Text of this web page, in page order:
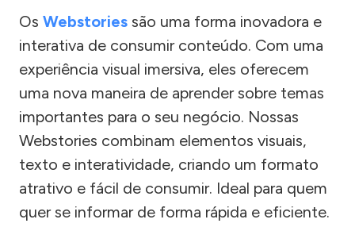
Os Webstories são uma forma inovadora e
interativa de consumir conteúdo. Com uma
experiência visual imersiva, eles oferecem
uma nova maneira de aprender sobre temas
importantes para o seu negócio. Nossas
Webstories combinam elementos visuais,
texto e interatividade, criando um formato
atrativo e fácil de consumir. Ideal para quem
quer se informar de forma rápida e eficiente.